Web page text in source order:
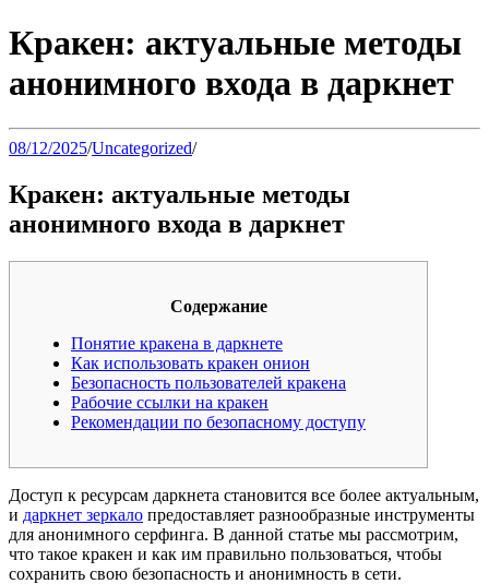
Кракен: актуальные методы
анонимного входа в даркнет
08/12/2025/Uncategorized/
Кракен: актуальные методы
анонимного входа в даркнет
Содержание
Понятие кракена в даркнете
Как использовать кракен онион
Безопасность пользователей кракена
Рабочие ссылки на кракен
Рекомендации по безопасному доступу
Доступ к ресурсам даркнета становится все более актуальным,
и даркнет зеркало предоставляет разнообразные инструменты
для анонимного серфинга. В данной статье мы рассмотрим,
что такое кракен и как им правильно пользоваться, чтобы
сохранить свою безопасность и анонимность в сети.